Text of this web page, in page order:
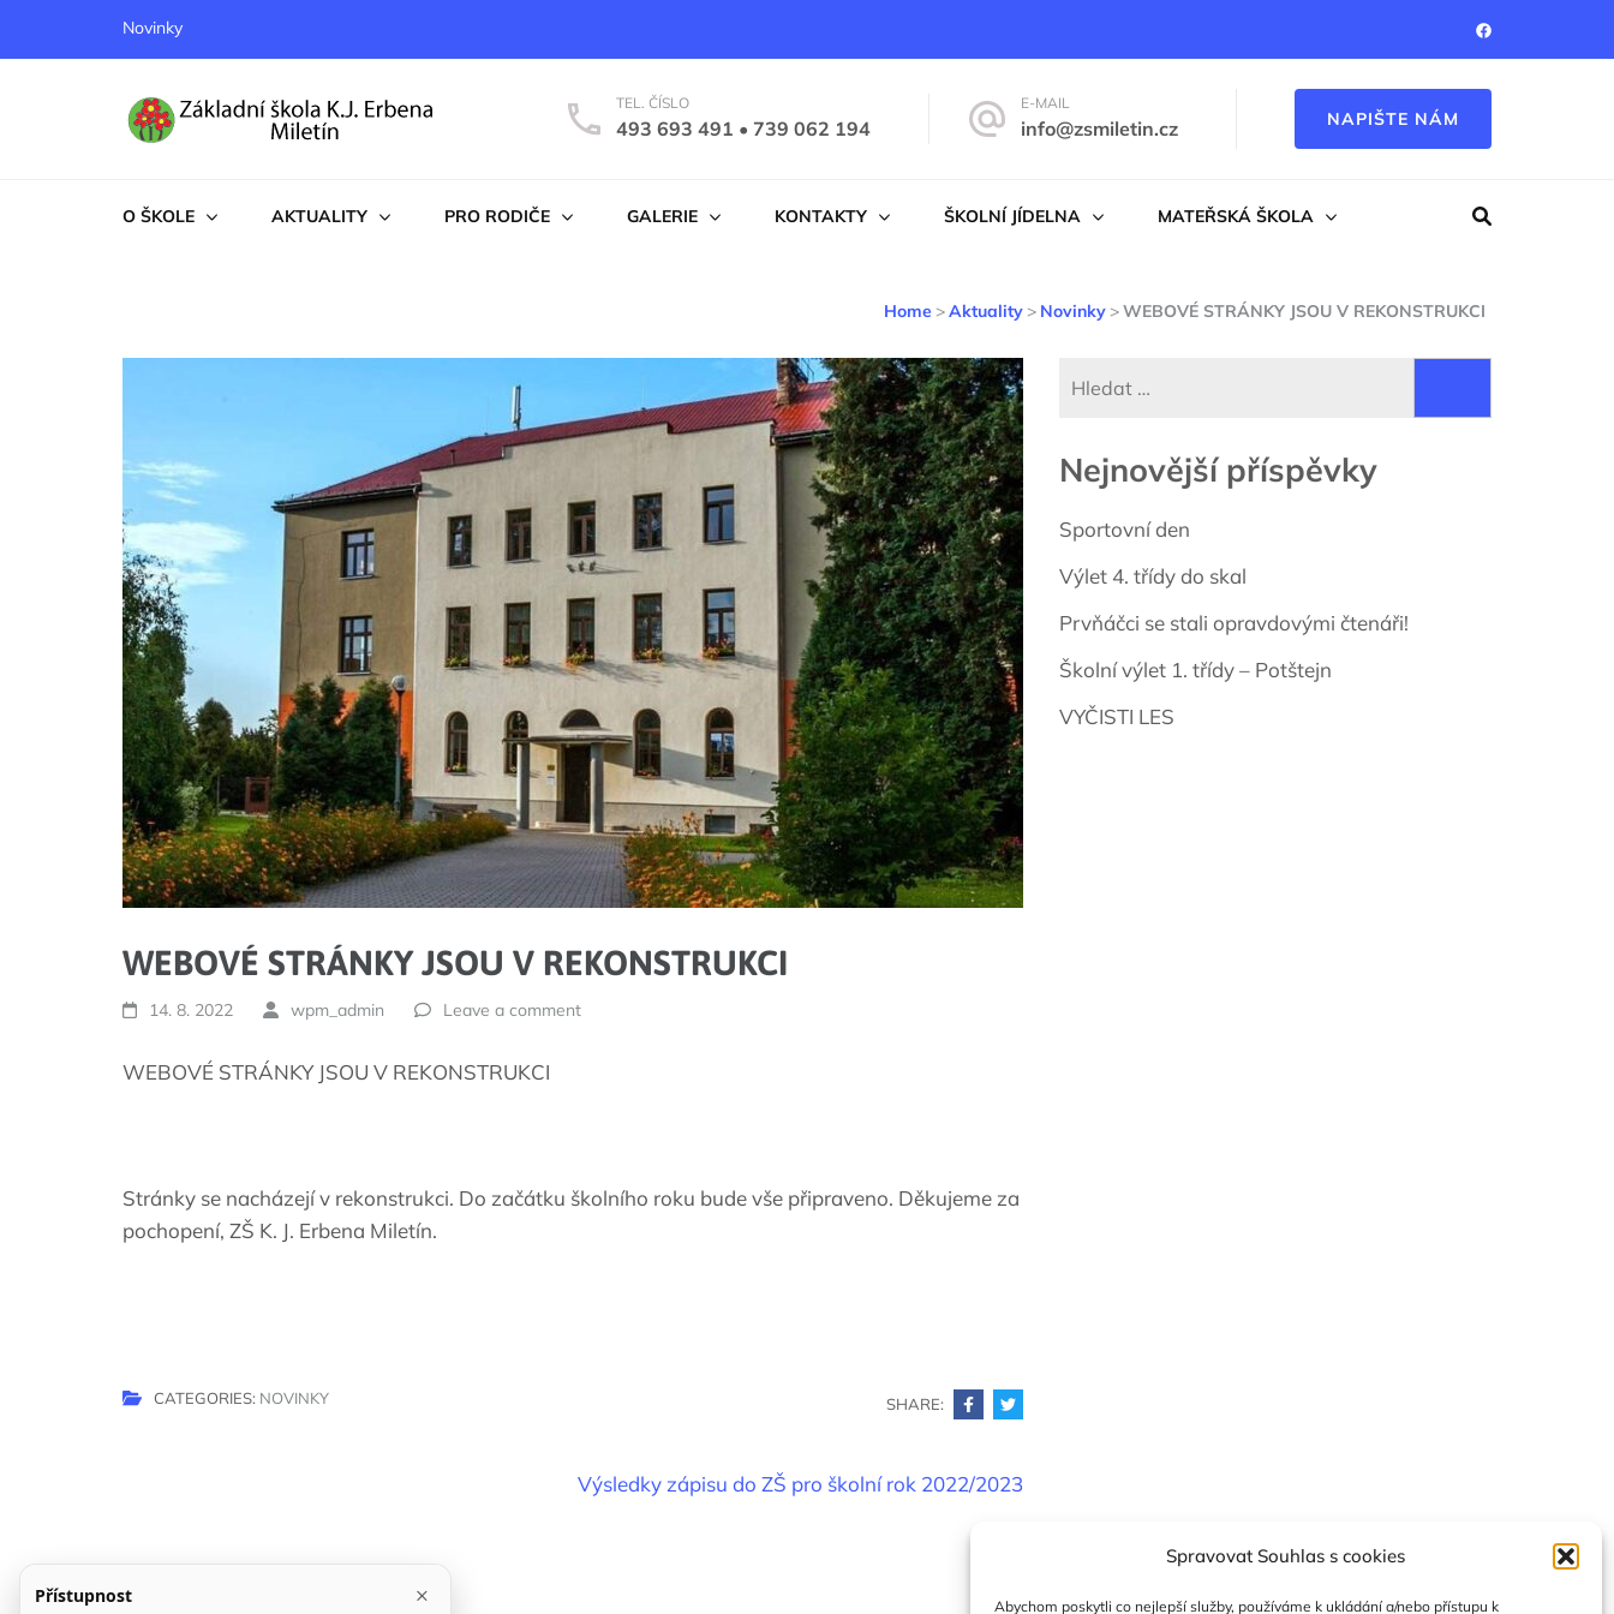
Spravovat Souhlas s cookies
Abychom poskytli co nejlepší služby, používáme k ukládání a/nebo přístupu k
Novinky
TEL. ČÍSLO
493 693 491 • 739 062 194
E-MAIL
info@zsmiletin.cz NAPIŠTE NÁM
O ŠKOLE AKTUALITY PRO RODIČE GALERIE KONTAKTY ŠKOLNÍ JÍDELNA MATEŘSKÁ ŠKOLA
Home >Aktuality > Novinky >WEBOVÉ STRÁNKY JSOU V REKONSTRUKCI
WEBOVÉ STRÁNKY JSOU V REKONSTRUKCI
14. 8. 2022 wpm_admin Leave a comment
WEBOVÉ STRÁNKY JSOU V REKONSTRUKCI
Stránky se nacházejí v rekonstrukci. Do začátku školního roku bude vše připraveno. Děkujeme za
pochopení, ZŠ K. J. Erbena Miletín.
CATEGORIES: NOVINKY SHARE:
Výsledky zápisu do ZŠ pro školní rok 2022/2023
Nejnovější příspěvky
Sportovní den
Výlet 4. třídy do skal
Prvňáčci se stali opravdovými čtenáři!
Školní výlet 1. třídy – Potštejn
VYČISTI LES
Přístupnost ×